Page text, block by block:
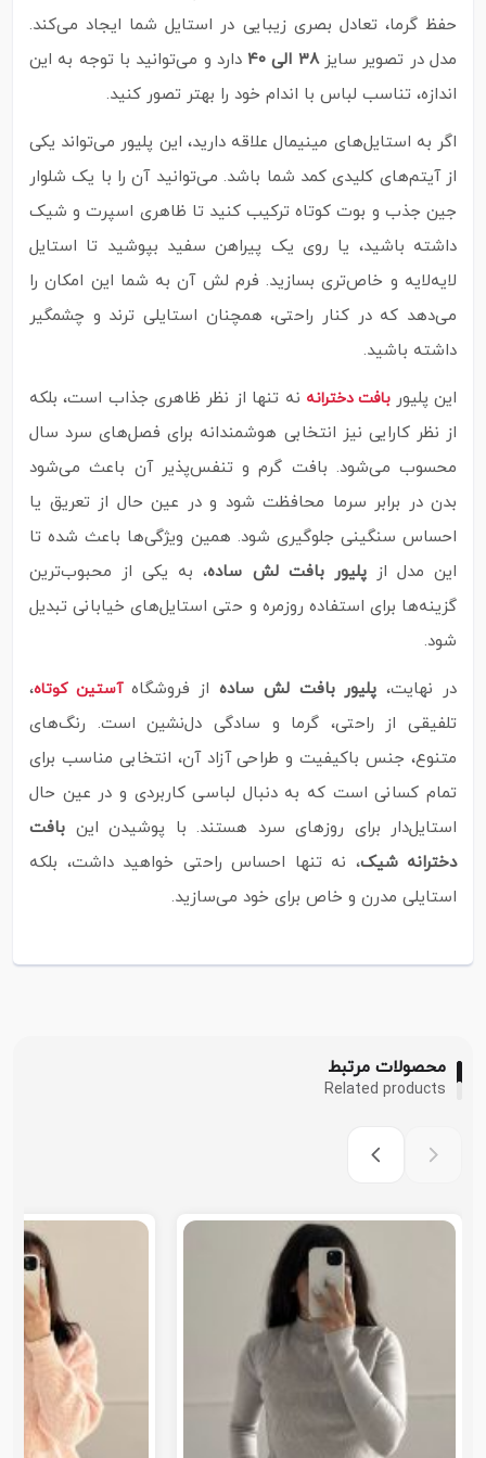
حفظ گرما، تعادل بصری زیبایی در استایل شما ایجاد می‌کند.
مدل در تصویر سایز۳۸ الی ۴۰
دارد و می‌توانید با توجه به این
اندازه، تناسب لباس با اندام خود را بهتر تصور کنید.
اگر به استایل‌های مینیمال علاقه دارید، این پلیور می‌تواند یکی
از آیتم‌های کلیدی کمد شما باشد. می‌توانید آن را با یک شلوار
جین جذب و بوت کوتاه ترکیب کنید تا ظاهری اسپرت و شیک
داشته باشید، یا روی یک پیراهن سفید بپوشید تا استایل
لایه‌لایه و خاص‌تری بسازید. فرم لش آن به شما این امکان را
می‌دهد که در کنار راحتی، همچنان استایلی ترند و چشمگیر
داشته باشید.
این پلیور بافت دخترانه نه‌ تنها از نظر ظاهری جذاب است، بلکه
از نظر کارایی نیز انتخابی هوشمندانه برای فصل‌های سرد سال
محسوب می‌شود. بافت گرم و تنفس‌پذیر آن باعث می‌شود
بدن در برابر سرما محافظت شود و در عین حال از تعریق یا
احساس سنگینی جلوگیری شود. همین ویژگی‌ها باعث شده تا
این مدل ازپلیور بافت لش ساده، به یکی از محبوب‌ترین
گزینه‌ها برای استفاده روزمره و حتی استایل‌های خیابانی تبدیل
شود.
در نهایت، پلیور بافت لش سادهاز فروشگاه آستین کوتاه،
تلفیقی از راحتی، گرما و سادگی دل‌نشین است. رنگ‌های
متنوع، جنس باکیفیت و طراحی آزاد آن، انتخابی مناسب برای
تمام کسانی است که به دنبال لباسی کاربردی و در عین حال
استایل‌دار برای روزهای سرد هستند. با پوشیدن این بافت
دخترانه شیک، نه‌ تنها احساس راحتی خواهید داشت، بلکه
استایلی مدرن و خاص برای خود می‌سازید.
محصولات مرتبط
Related products